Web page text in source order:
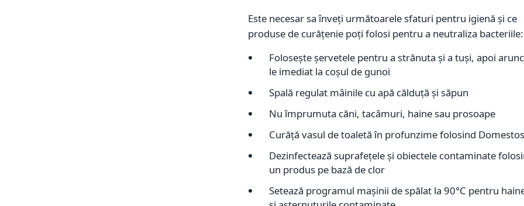
Este necesar sa înveți următoarele sfaturi pentru igienă și ce
produse de curățenie poți folosi pentru a neutraliza bacteriile:
Folosește șervetele pentru a strănuta și a tuși, apoi
le imediat la coșul de gunoi
Spală regulat mâinile cu apă călduță și săpun
Nu împrumuta căni, tacâmuri, haine sau prosoape
Curăță vasul de toaletă în profunzime folosind Domestos
Dezinfectează suprafețele și obiectele contaminate
un produs pe bază de clor
Setează programul mașinii de spălat la 90°C pentru